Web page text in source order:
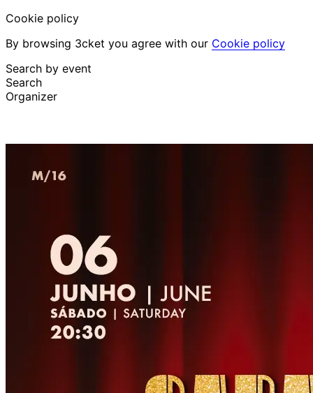
Cookie policy
By browsing 3cket you agree with our Cookie policy
Search by event
Search
Organizer
English
Attendee support